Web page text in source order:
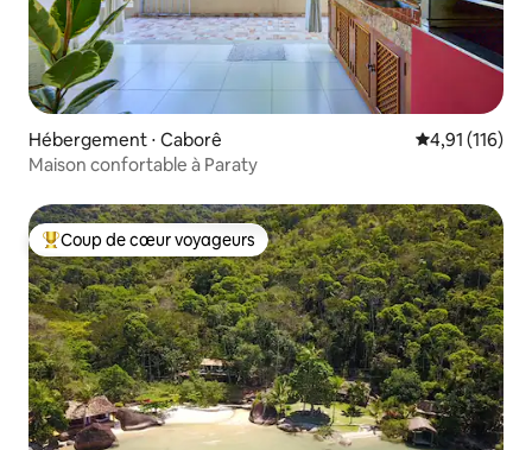
Hébergement ⋅ Caborê Évaluation
4,91 (116)
Maison confortable à Paraty
Coups de cœur voyageurs les plus appréciés
Coup de cœur voyageurs